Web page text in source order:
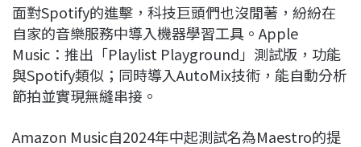
面對Spotify的進擊，科技巨頭們也沒閒著，紛紛在
自家的音樂服務中導入機器學習工具。Apple
Music：推出「Playlist Playground」測試版，功能
與Spotify類似；同時導入AutoMix技術，能自動分析
節拍並實現無縫串接。
Amazon Music自2024年中起測試名為Maestro的提